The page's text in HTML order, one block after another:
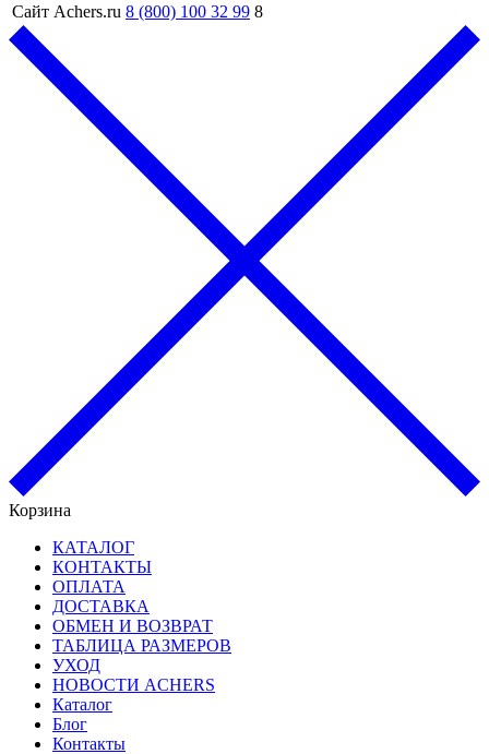
Сайт Achers.ru 8 (800) 100 32 99 8
Корзина
КАТАЛОГ
КОНТАКТЫ
ОПЛАТА
ДОСТАВКА
ОБМЕН И ВОЗВРАТ
ТАБЛИЦА РАЗМЕРОВ
УХОД
НОВОСТИ ACHERS
Каталог
Блог
Контакты